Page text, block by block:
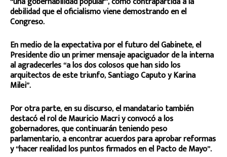
debilidad que el oficialismo viene demostrando en el
Congreso.
En medio de la expectativa por el futuro del Gabinete, el
Presidente dio un primer mensaje apaciguador de la interna
al agradecerles “a los dos colosos que han sido los
arquitectos de este triunfo, Santiago Caputo y Karina
Milei”.
Por otra parte, en su discurso, el mandatario también
destacó el rol de Mauricio Macri y convocó a los
gobernadores, que continuarán teniendo peso
parlamentario, a encontrar acuerdos para aprobar reformas
y “hacer realidad los puntos firmados en el Pacto de Mayo”.